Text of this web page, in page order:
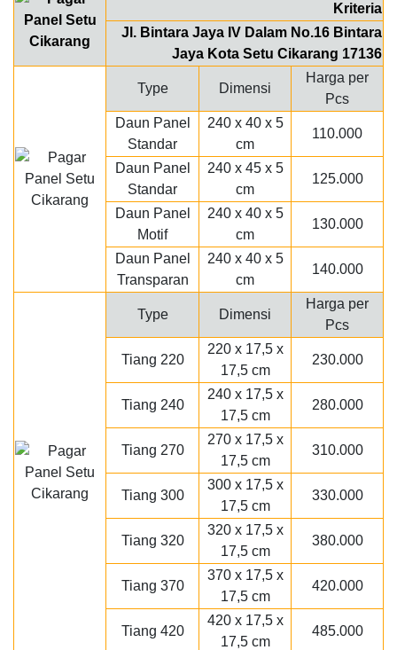
Kriteria
Jl. Bintara Jaya IV Dalam No.16 Bintara
Jaya Kota Setu Cikarang 17136
Type Dimensi
Harga per
Pcs
Daun Panel
Standar
240 x 40 x 5
cm
110.000
Daun Panel
Standar
240 x 45 x 5
cm
125.000
Daun Panel
Motif
240 x 40 x 5
cm
130.000
Daun Panel
Transparan
240 x 40 x 5
cm
140.000
Type Dimensi
Harga per
Pcs
Tiang 220
220 x 17,5 x
17,5 cm
230.000
Tiang 240
240 x 17,5 x
17,5 cm
280.000
Tiang 270
270 x 17,5 x
17,5 cm
310.000
Tiang 300
300 x 17,5 x
17,5 cm
330.000
Tiang 320
320 x 17,5 x
17,5 cm
380.000
Tiang 370
370 x 17,5 x
17,5 cm
420.000
Tiang 420
420 x 17,5 x
17,5 cm
485.000